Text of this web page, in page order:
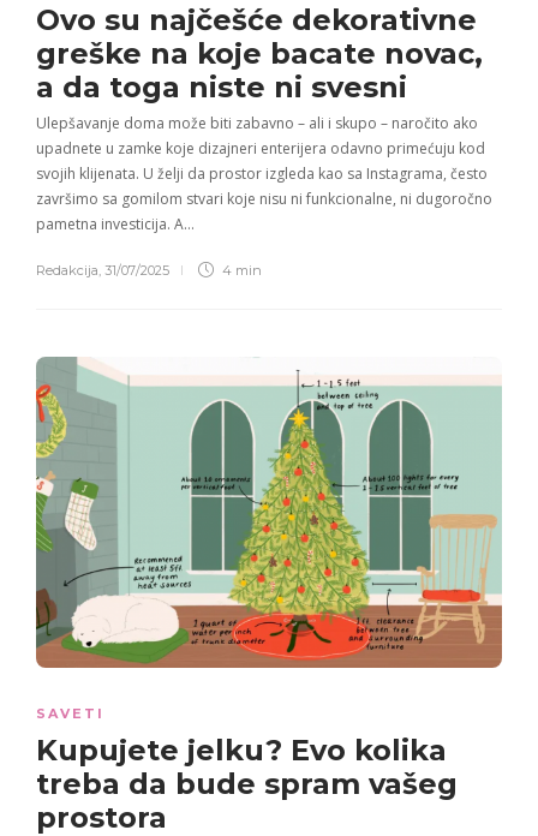
Ovo su najčešće dekorativne
greške na koje bacate novac,
a da toga niste ni svesni
Ulepšavanje doma može biti zabavno – ali i skupo – naročito ako
upadnete u zamke koje dizajneri enterijera odavno primećuju kod
svojih klijenata. U želji da prostor izgleda kao sa Instagrama, često
završimo sa gomilom stvari koje nisu ni funkcionalne, ni dugoročno
pametna investicija. A…
Redakcija 31/07/2025 4 min
SAVETI
Kupujete jelku? Evo kolika
treba da bude spram vašeg
prostora